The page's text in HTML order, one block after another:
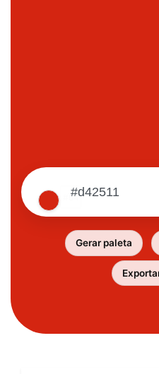
Gerar paleta